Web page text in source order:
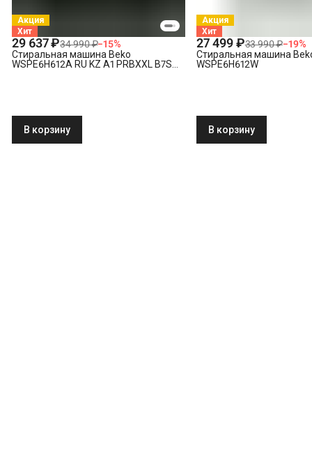
Акция
Хит
29 637 ₽34 990 ₽−15%
Стиральная машина Beko
WSPE6H612A RU KZ A1 PRBXXL B7S
В корзину
Акция
Хит
27 499 ₽33 990 ₽−19%
Стиральная машина
WSPE6H612W
В корзину